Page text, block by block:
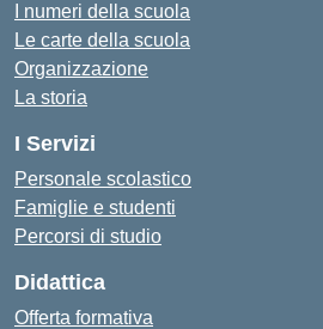
I numeri della scuola
Le carte della scuola
Organizzazione
La storia
I Servizi
Personale scolastico
Famiglie e studenti
Percorsi di studio
Didattica
Offerta formativa